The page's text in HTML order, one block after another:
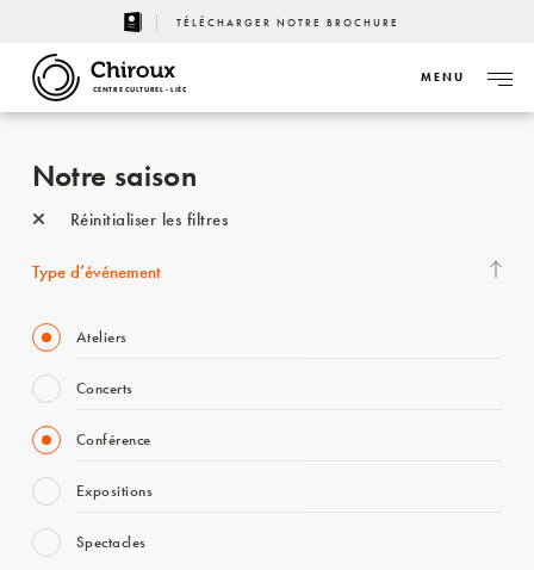
TÉLÉCHARGER NOTRE BROCHURE
CENTRE CULTUREL - LIÈGE
MENU
Notre saison
Réinitialiser les filtres
Type d’événement
Ateliers
Concerts
Conférence
Expositions
Spectacles